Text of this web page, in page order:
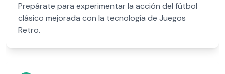
Prepárate para experimentar la acción del fútbol
clásico mejorada con la tecnología de Juegos
Retro.